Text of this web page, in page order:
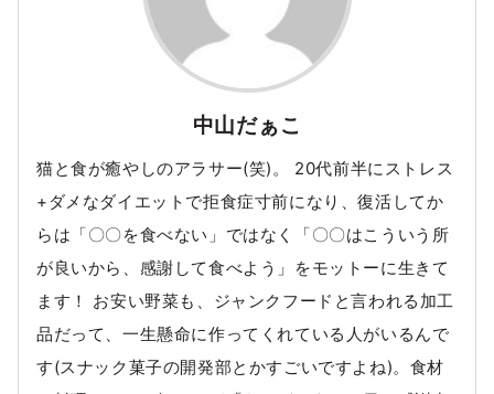
中山だぁこ
猫と食が癒やしのアラサー(笑)。 20代前半にストレス
+ダメなダイエットで拒食症寸前になり、復活してか
らは「〇〇を食べない」ではなく「〇〇はこういう所
が良いから、感謝して食べよう」をモットーに生きて
ます！ お安い野菜も、ジャンクフードと言われる加工
品だって、一生懸命に作ってくれている人がいるんで
す(スナック菓子の開発部とかすごいですよね)。食材